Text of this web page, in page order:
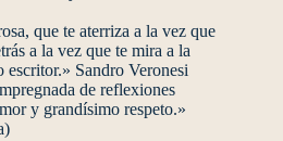
que te aterriza a la vez que
a la vez que te mira a la
Sandro Veronesi
de reflexiones
y grandísimo respeto.»